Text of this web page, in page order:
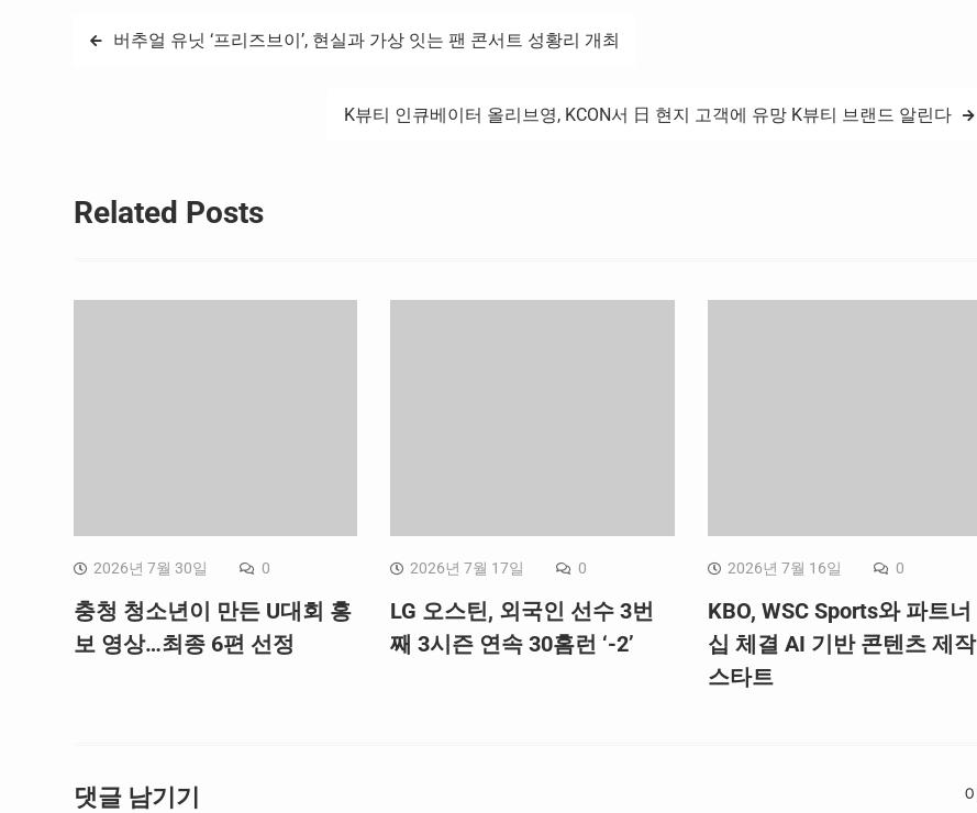
호…
글 버추얼 유닛 ‘프리즈브이’, 현실과 가상 잇는 팬 콘서트 성황리 개최
K뷰티 인큐베이터 올리브영, KCON서 日 현지 고객에 유망 K뷰티 브랜드 알린다
Related Posts
2026년 7월 30일 0
충청 청소년이 만든 U대회 홍
보 영상…최종 6편 선정
2026년 7월 17일 0
LG 오스틴, 외국인 선수 3번
째 3시즌 연속 30홈런 ‘-2’
2026년 7월 16일 0
KBO, WSC Sports와 파트너
십 체결 AI 기반 콘텐츠 제작
스타트
댓글 남기기
이